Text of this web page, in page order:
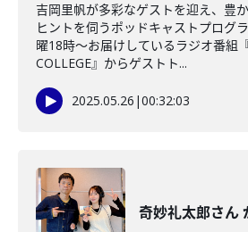
吉岡里帆が多彩なゲストを迎え、豊
ヒントを伺うポッドキャストプログ
曜18時～お届けしているラジオ番組
COLLEGE』からゲストト...
2025.05.26 |00:32:03
奇妙礼太郎さん